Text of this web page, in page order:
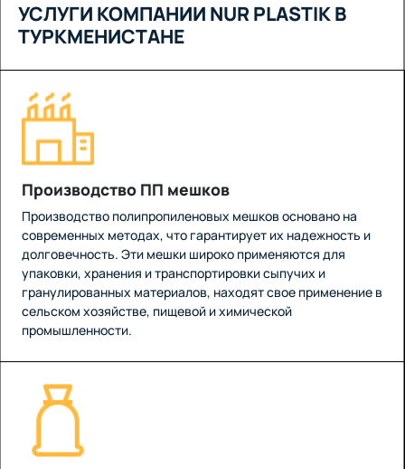
УСЛУГИ КОМПАНИИ NUR PLASTIK В
ТУРКМЕНИСТАНЕ
Производство ПП мешков
Производство полипропиленовых мешков основано на
современных методах, что гарантирует их надежность и
долговечность. Эти мешки широко применяются для
упаковки, хранения и транспортировки сыпучих и
гранулированных материалов, находят свое применение в
сельском хозяйстве, пищевой и химической
промышленности.